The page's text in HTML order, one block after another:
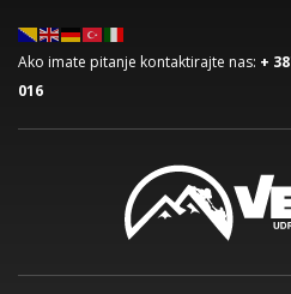
Ako imate pitanje kontaktirajte nas: +
016